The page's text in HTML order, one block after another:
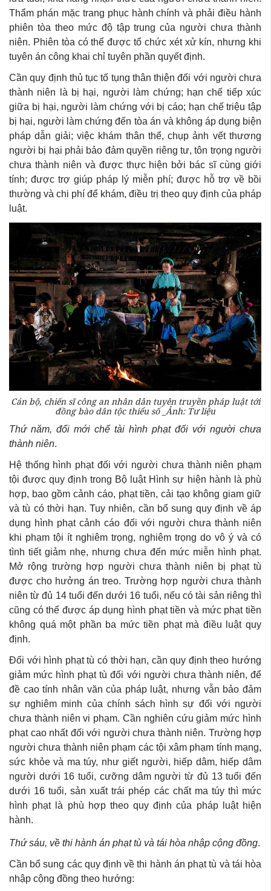
Thẩm phán mặc trang phục hành chính và phải điều hành
phiên tòa theo mức độ tập trung của người chưa thành
niên. Phiên tòa có thể được tổ chức xét xử kín, nhưng khi
tuyên án công khai chỉ tuyên phần quyết định.
Cần quy định thủ tục tố tụng thân thiện đối với người chưa
thành niên là bị hại, người làm chứng; hạn chế tiếp xúc
giữa bị hại, người làm chứng với bị cáo; hạn chế triệu tập
bị hại, người làm chứng đến tòa án và không áp dụng biện
pháp dẫn giải; việc khám thân thể, chụp ảnh vết thương
người bị hại phải bảo đảm quyền riêng tư, tôn trọng người
chưa thành niên và được thực hiện bởi bác sĩ cùng giới
tính; được trợ giúp pháp lý miễn phí; được hỗ trợ về bồi
thường và chi phí để khám, điều trị theo quy định của pháp
luật.
Cán bộ, chiến sĩ công an nhân dân tuyên truyền pháp luật tới
đồng bào dân tộc thiểu số _Ảnh: Tư liệu
Thứ năm, đổi mới chế tài hình phạt đối với người chưa
thành niên.
Hệ thống hình phạt đối với người chưa thành niên phạm
tội được quy định trong Bộ luật Hình sự hiện hành là phù
hợp, bao gồm cảnh cáo, phạt tiền, cải tạo không giam giữ
và tù có thời hạn. Tuy nhiên, cần bổ sung quy định về áp
dụng hình phạt cảnh cáo đối với người chưa thành niên
khi phạm tội ít nghiêm trọng, nghiêm trọng do vô ý và có
tình tiết giảm nhẹ, nhưng chưa đến mức miễn hình phạt.
Mở rộng trường hợp người chưa thành niên bị phạt tù
được cho hưởng án treo. Trường hợp người chưa thành
niên từ đủ 14 tuổi đến dưới 16 tuổi, nếu có tài sản riêng thì
cũng có thể được áp dụng hình phạt tiền và mức phạt tiền
không quá một phần ba mức tiền phạt mà điều luật quy
định.
Đối với hình phạt tù có thời hạn, cần quy định theo hướng
giảm mức hình phạt tù đối với người chưa thành niên, để
đề cao tính nhân văn của pháp luật, nhưng vẫn bảo đảm
sự nghiêm minh của chính sách hình sự đối với người
chưa thành niên vi phạm. Cần nghiên cứu giảm mức hình
phạt cao nhất đối với người chưa thành niên. Trường hợp
người chưa thành niên phạm các tội xâm phạm tính mạng,
sức khỏe và ma túy, như giết người, hiếp dâm, hiếp dâm
người dưới 16 tuổi, cưỡng dâm người từ đủ 13 tuổi đến
dưới 16 tuổi, sản xuất trái phép các chất ma túy thì mức
hình phạt là phù hợp theo quy định của pháp luật hiện
hành.
Thứ sáu, về thi hành án phạt tù và tái hòa nhập cộng đồng.
Cần bổ sung các quy định về thi hành án phạt tù và tái hòa
nhập cộng đồng theo hướng: